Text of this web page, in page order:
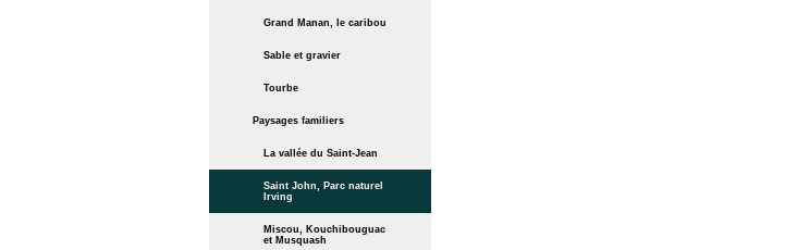
Grand Manan, le caribou
Sable et gravier
Tourbe
Paysages familiers
La vallée du Saint-Jean
Saint John, Parc naturel
Irving
Miscou, Kouchibouguac
et Musquash